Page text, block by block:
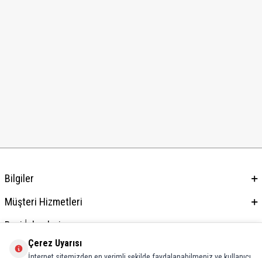
Bilgiler
Müşteri Hizmetleri
Bayi İşlemleri
Adres & İletişim
Çerez Uyarısı